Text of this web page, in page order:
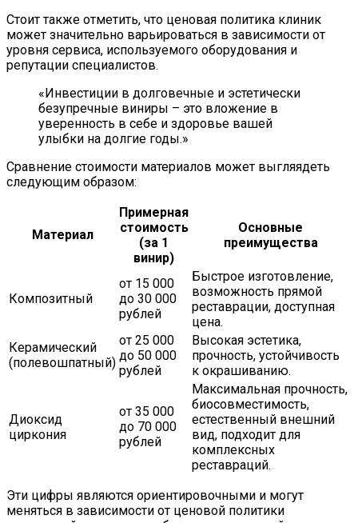
Стоит также отметить, что ценовая политика клиник
может значительно варьироваться в зависимости от
уровня сервиса, используемого оборудования и
репутации специалистов.
«Инвестиции в долговечные и эстетически
безупречные виниры – это вложение в
уверенность в себе и здоровье вашей
улыбки на долгие годы.»
Сравнение стоимости материалов может выгляядеть
следующим образом:
Материал
Примерная
стоимость
(за 1
винир)
Основные
преимущества
Композитный
от 15 000
до 30 000
рублей
Быстрое изготовление,
возможность прямой
реставрации, доступная
цена.
Керамический
(полевошпатный)
от 25 000
до 50 000
рублей
Высокая эстетика,
прочность, устойчивость
к окрашиванию.
Диоксид
циркония
от 35 000
до 70 000
рублей
Максимальная прочность,
биосовместимость,
естественный внешний
вид, подходит для
комплексных
реставраций.
Эти цифры являются ориентировочными и могут
меняться в зависимости от ценовой политики